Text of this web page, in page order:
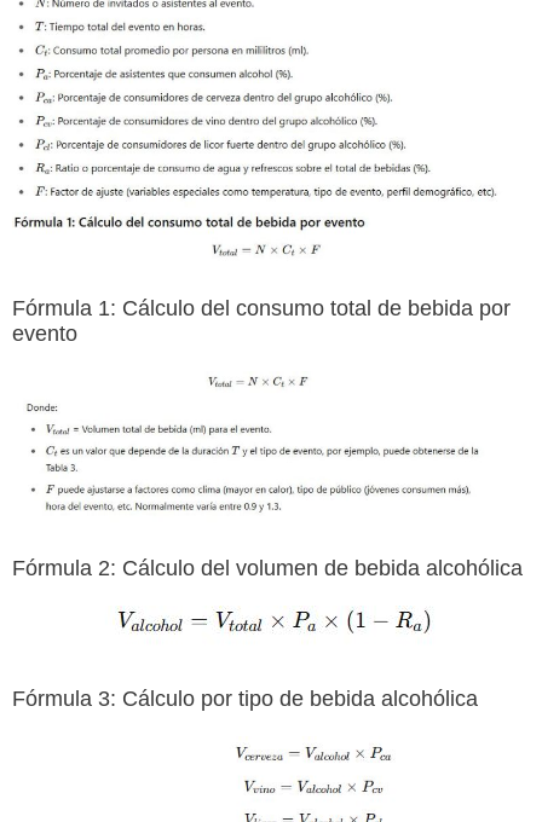
Fórmula 1: Cálculo del consumo total de bebida por
evento
Fórmula 2: Cálculo del volumen de bebida alcohólica
Fórmula 3: Cálculo por tipo de bebida alcohólica